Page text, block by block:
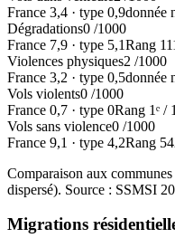
France 3,4 · type 0,9donnée
Dégradations0 /1000
France 7,9 · type 5,1Rang
Violences physiques2 /1000
France 3,2 · type 0,5donnée
Vols violents0 /1000
France 0,7 · type 0Rang 1ᵉ /
Vols sans violence0 /1000
France 9,1 · type 4,2Rang
Comparaison aux
dispersé). Source : SSMSI
Migrations